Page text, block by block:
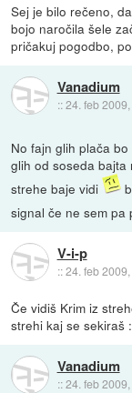
Sej je bilo rečeno,
bojo naročila šele
pričakuj pogodbo,
Vanadium
::24. feb
No fajn glih plača bo
glih od soseda bajta
strehe baje vidi
signal če ne sem pa
V-i-p
::24. feb
Če vidiš Krim iz
strehi kaj se sekiraš
Vanadium
::24. feb